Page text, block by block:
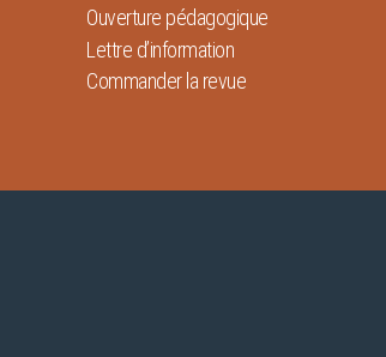
Ouverture pédagogique
Lettre d’information
Commander la revue